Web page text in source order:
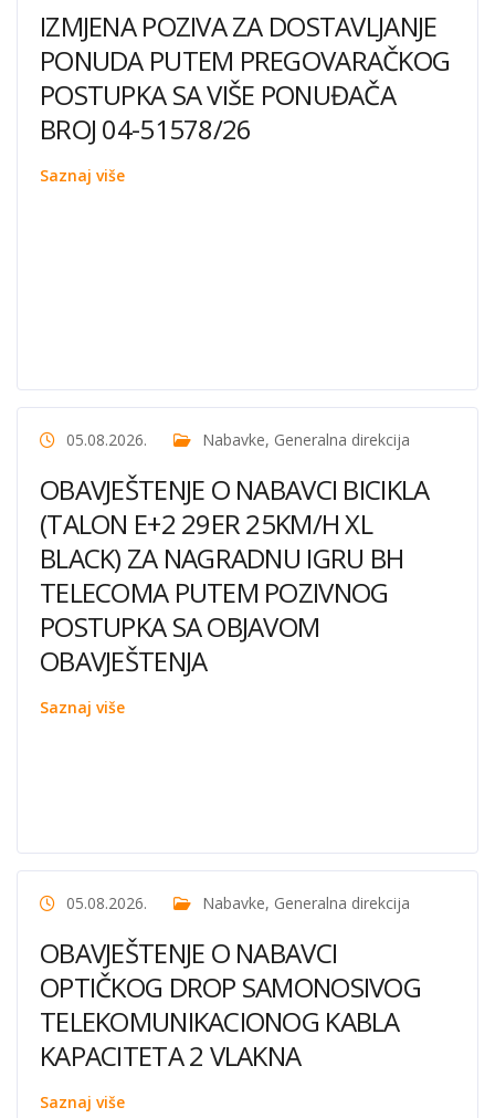
IZMJENA POZIVA ZA DOSTAVLJANJE
PONUDA PUTEM PREGOVARAČKOG
POSTUPKA SA VIŠE PONUĐAČA
BROJ 04-51578/26
Saznaj više
05.08.2026. Nabavke, Generalna direkcija
OBAVJEŠTENJE O NABAVCI BICIKLA
(TALON E+2 29ER 25KM/H XL
BLACK) ZA NAGRADNU IGRU BH
TELECOMA PUTEM POZIVNOG
POSTUPKA SA OBJAVOM
OBAVJEŠTENJA
Saznaj više
05.08.2026. Nabavke, Generalna direkcija
OBAVJEŠTENJE O NABAVCI
OPTIČKOG DROP SAMONOSIVOG
TELEKOMUNIKACIONOG KABLA
KAPACITETA 2 VLAKNA
Saznaj više